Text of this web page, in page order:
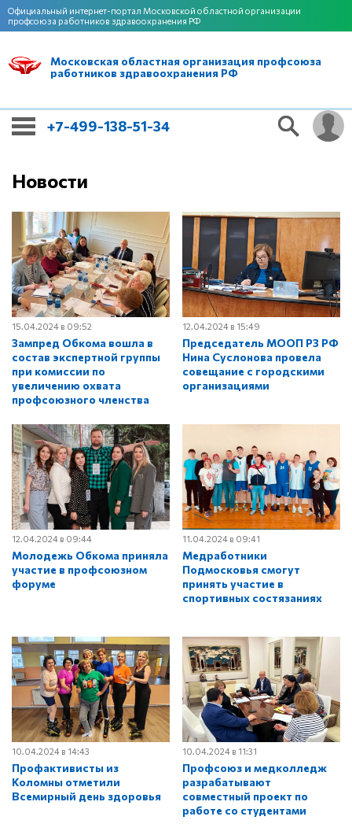
Официальный интернет-портал Московской областной организации
профсоюза работников здравоохранения РФ
Московская областная организация профсоюза
работников здравоохранения РФ
+7-499-138-51-34
Новости
15.04.2024 в 09:52
Зампред Обкома вошла в
состав экспертной группы
при комиссии по
увеличению охвата
профсоюзного членства
12.04.2024 в 15:49
Председатель МООП РЗ РФ
Нина Суслонова провела
совещание с городскими
организациями
12.04.2024 в 09:44
Молодежь Обкома приняла
участие в профсоюзном
форуме
11.04.2024 в 09:41
Медработники
Подмосковья смогут
принять участие в
спортивных состязаниях
10.04.2024 в 14:43
Профактивисты из
Коломны отметили
Всемирный день здоровья
10.04.2024 в 11:31
Профсоюз и медколледж
разрабатывают
совместный проект по
работе со студентами